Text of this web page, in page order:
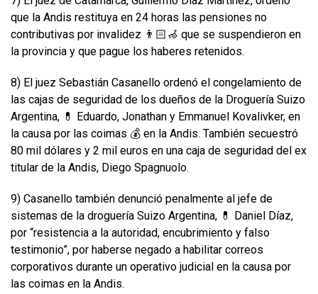
que la Andis restituya en 24 horas las pensiones no
contributivas por invalidez 👨🏻‍🦽 que se suspendieron en
la provincia y que pague los haberes retenidos.
8) El juez Sebastián Casanello ordenó el congelamiento de
las cajas de seguridad de los dueños de la Droguería Suizo
Argentina, 💊 Eduardo, Jonathan y Emmanuel Kovalivker, en
la causa por las coimas 💰 en la Andis. También secuestró
80 mil dólares y 2 mil euros en una caja de seguridad del ex
titular de la Andis, Diego Spagnuolo.
9) Casanello también denunció penalmente al jefe de
sistemas de la droguería Suizo Argentina, 💊 Daniel Díaz,
por “resistencia a la autoridad, encubrimiento y falso
testimonio”, por haberse negado a habilitar correos
corporativos durante un operativo judicial en la causa por
las coimas en la Andis.